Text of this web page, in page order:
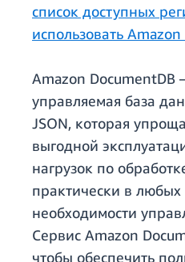
список доступных
использовать
Amazon DocumentDB
управляемая база
JSON, которая
выгодной
нагрузок по
практически в любых
необходимости
Сервис Amazon
чтобы обеспечить